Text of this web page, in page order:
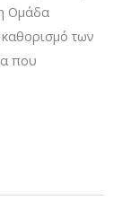
Ομάδα
των
που